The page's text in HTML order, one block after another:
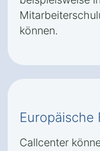
können.
Europäische
Callcenter